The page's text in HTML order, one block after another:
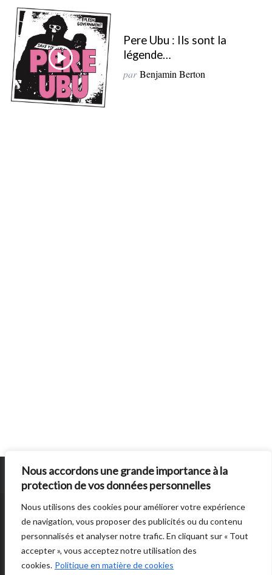
Nous accordons une grande importance à la
protection de vos données personnelles
Nous utilisons des cookies pour améliorer votre expérience
de navigation, vous proposer des publicités ou du contenu
personnalisés et analyser notre trafic. En cliquant sur « Tout
accepter », vous acceptez notre utilisation des
cookies. Politique en matière de cookies
Pere Ubu : Ils sont la
légende…
par Benjamin Berton
SUN BURNS OUTEST UN SITE ÉDITE PARAUTRES DIRECTIONS. © 2014 -
2026 -POLITIQUE DE CONFIDENTIALITÉ